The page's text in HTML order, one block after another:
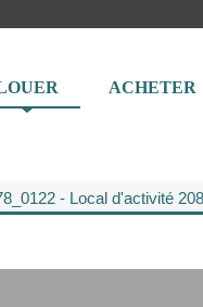
ACHETER
- Local d'activité